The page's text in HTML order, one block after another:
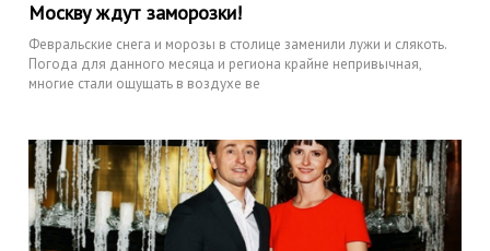
Москву ждут заморозки!
Февральские снега и морозы в столице заменили лужи и слякоть.
Погода для данного месяца и региона крайне непривычная,
многие стали ощущать в воздухе ве